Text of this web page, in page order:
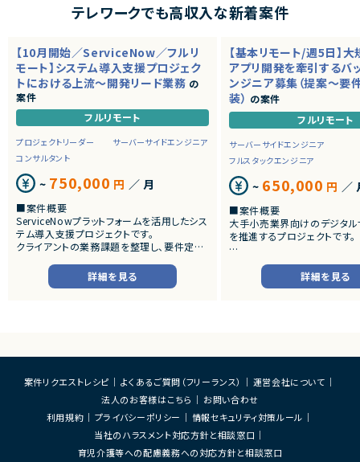
テレワークでも高収入な新着案件
【10月開始／ServiceNow／フルリ
モート】システム導入支援プロジェク
トにおける上流～開発リード業務 の
案件
フルリモート
プロジェクトリーダー
サーバーサイドエンジニア
コンサルタント
~ 750,000 円 ／ 月
■案件概要
ServiceNowプラットフォームを活用したシス
テム導入支援プロジェクトです。
クライアントの業務課題を整理し、要件定義
だきます。
・詳細設計書、テスト仕様書等のドキュメント
作成
・成果物レビューおよび品質管理
・開発メンバーへの技術支援、進捗管理
・少人数体制でのプロジェクト推進
詳細を見る
【基本リモート/週5日】
アプリ開発を牽引するバ
ンジニア募集（提案～要
装） の案件
フルリモート
サーバーサイドエンジニア
フルスタックエンジニア
~ 650,000 円 ／
■案件概要
大手小売業界向けのデジタ
を推進するプロジェクトです。
■プロダクトやサービスの概
・店舗向けスマホアプリおよ
システムの継続的なエンハ
・要件整理および要件定義支
・バックエンドシステムの設計
・コードレビューの実施
・リリース対応および品質向
・技術課題に対する検討、提
・ステークホルダーとの調整
ケーション
詳細を見る
案件リクエストレシピ よくあるご質問（フリーランス）
運営会社について
法人のお客様はこちら
お問い合わせ
利用規約
プライバシーポリシー
情報セキュリティ対策ルール
当社のハラスメント対応方針と相談窓口
育児介護等への配慮義務への対応方針と相談窓口